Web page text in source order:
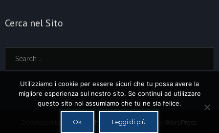
Cerca nel Sito
Think Up Themes Ltd. Powered by WordPress
Utilizziamo i cookie per essere sicuri che tu possa avere la
migliore esperienza sul nostro sito. Se continui ad utilizzare
questo sito noi assumiamo che tu ne sia felice.
Ok Leggi di più